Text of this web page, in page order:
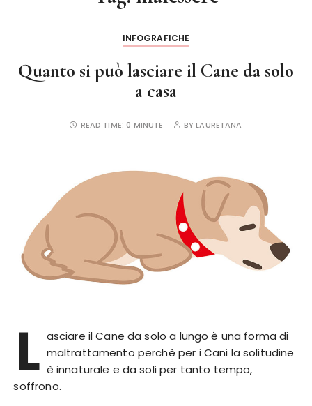
INFOGRAFICHE
Quanto si può lasciare il Cane da solo
a casa
READ TIME: 0 MINUTE BYLAURETANA
L asciare il Cane da solo a lungo è una forma di
maltrattamento perchè per i Cani la solitudine
è innaturale e da soli per tanto tempo,
soffrono.